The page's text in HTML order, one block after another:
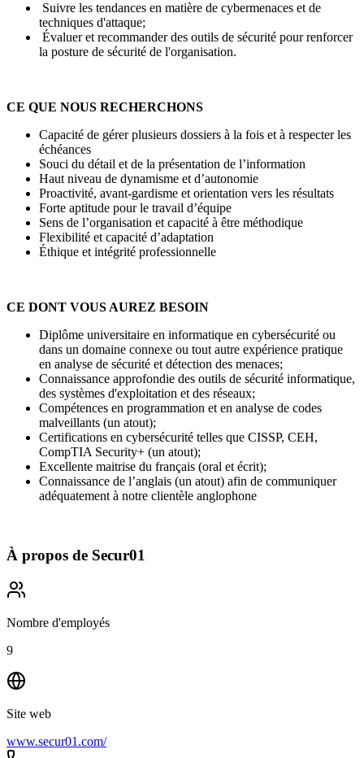
Suivre les tendances en matière de cybermenaces et de
techniques d'attaque;
Évaluer et recommander des outils de sécurité pour renforcer
la posture de sécurité de l'organisation.
CE QUE NOUS RECHERCHONS
Capacité de gérer plusieurs dossiers à la fois et à respecter les
échéances
Souci du détail et de la présentation de l’information
Haut niveau de dynamisme et d’autonomie
Proactivité, avant-gardisme et orientation vers les résultats
Forte aptitude pour le travail d’équipe
Sens de l’organisation et capacité à être méthodique
Flexibilité et capacité d’adaptation
Éthique et intégrité professionnelle
CE DONT VOUS AUREZ BESOIN
Diplôme universitaire en informatique en cybersécurité ou
dans un domaine connexe ou tout autre expérience pratique
en analyse de sécurité et détection des menaces;
Connaissance approfondie des outils de sécurité informatique,
des systèmes d'exploitation et des réseaux;
Compétences en programmation et en analyse de codes
malveillants (un atout);
Certifications en cybersécurité telles que CISSP, CEH,
CompTIA Security+ (un atout);
Excellente maitrise du français (oral et écrit);
Connaissance de l’anglais (un atout) afin de communiquer
adéquatement à notre clientèle anglophone
À propos de Secur01
Nombre d'employés
9
Site web
www.secur01.com/